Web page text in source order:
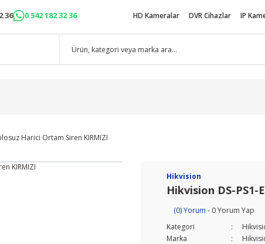
36 0 542 182 32 36 HD Kameralar DVR Cihazlar IP
Harici Ortam Siren KIRMIZI
Hikvision
Hikvision DS-PS1-
(0) Yorum - 0 Yorum Yap
Kategori
Marka